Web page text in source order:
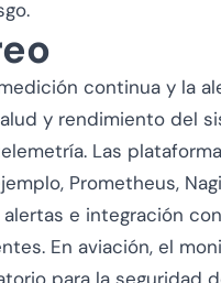
continua y la
y rendimiento del
Las
Prometheus,
e integración
En aviación, el
para la seguridad